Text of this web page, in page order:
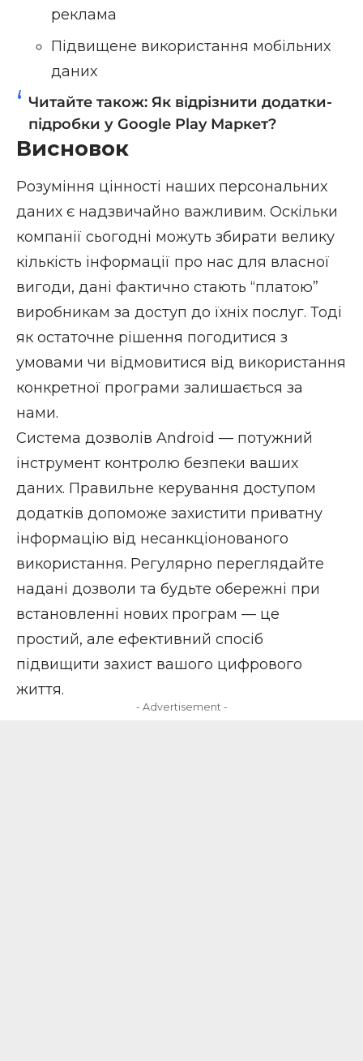
реклама
Підвищене використання мобільних
даних
Читайте також: Як відрізнити додатки-
підробки у Google Play Маркет?
Висновок
Розуміння цінності наших персональних
даних є надзвичайно важливим. Оскільки
компанії сьогодні можуть збирати велику
кількість інформації про нас для власної
вигоди, дані фактично стають “платою”
виробникам за доступ до їхніх послуг. Тоді
як остаточне рішення погодитися з
умовами чи відмовитися від використання
конкретної програми залишається за
нами.
Система дозволів Android — потужний
інструмент контролю безпеки ваших
даних. Правильне керування доступом
додатків допоможе захистити приватну
інформацію від несанкціонованого
використання. Регулярно переглядайте
надані дозволи та будьте обережні при
встановленні нових програм — це
простий, але ефективний спосіб
підвищити захист вашого цифрового
життя.
- Advertisement -